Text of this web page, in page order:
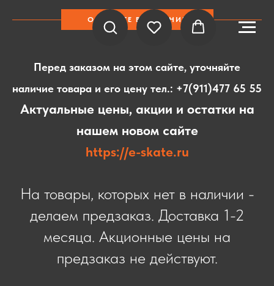
ОБРАТИТЕ ВНИМАНИЕ
Перед заказом на этом сайте, уточняйте
наличие товара и его цену тел.: +7(911)477 65 55
Актуальные цены, акции и остатки на
нашем новом сайте
https://e-skate.ru
На товары, которых нет в наличии -
делаем предзаказ. Доставка 1-2
месяца. Акционные цены на
предзаказ не действуют.